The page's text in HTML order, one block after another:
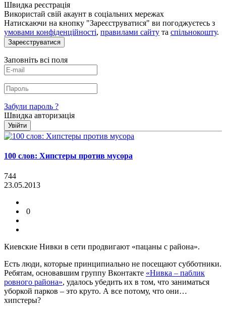
Швидка реєстрація
Використай свій акаунт в соціальних мережах
Натискаючи на кнопку "Зареєструватися" ви погоджуєтесь з
умовами конфіденційності, правилами сайту та спільнокошту.
Зареєструватися
Заповніть всі поля
Забули пароль ?
Швидка авторизація
Увійти
100 слов: Хипстеры против мусора
744
23.05.2013
0
Киевские Нивки в сети продвигают «пацаны с района».
Есть люди, которые принципиально не посещают субботники.
Ребятам, основавшим группу Вконтакте «Нивка – паблик
ровного района», удалось убедить их в том, что заниматься
уборкой парков – это круто. А все потому, что они…
хипстеры?